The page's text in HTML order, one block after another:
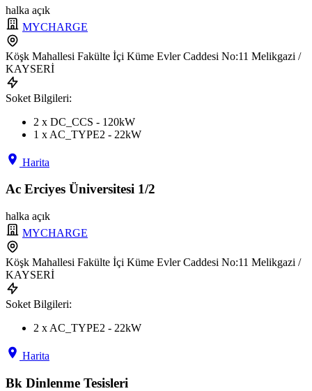
halka açık
MYCHARGE
Köşk Mahallesi Fakülte İçi Küme Evler Caddesi No:11 Melikgazi /
KAYSERİ
Soket Bilgileri:
2 x DC_CCS - 120kW
1 x AC_TYPE2 - 22kW
Harita
Ac Erciyes Üniversitesi 1/2
halka açık
MYCHARGE
Köşk Mahallesi Fakülte İçi Küme Evler Caddesi No:11 Melikgazi /
KAYSERİ
Soket Bilgileri:
2 x AC_TYPE2 - 22kW
Harita
Bk Dinlenme Tesisleri